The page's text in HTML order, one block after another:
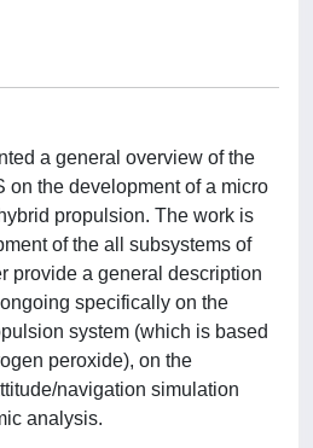
a general overview of the
on the development of a micro
propulsion. The work is
of the all subsystems of
provide a general description
specifically on the
system (which is based
peroxide), on the
navigation simulation
analysis.